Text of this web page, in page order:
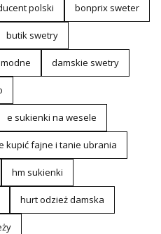
polski bonprix sweter
butik swetry
damskie swetry
e sukienki na wesele
kupić fajne i tanie ubrania
hm sukienki
hurt odzież damska